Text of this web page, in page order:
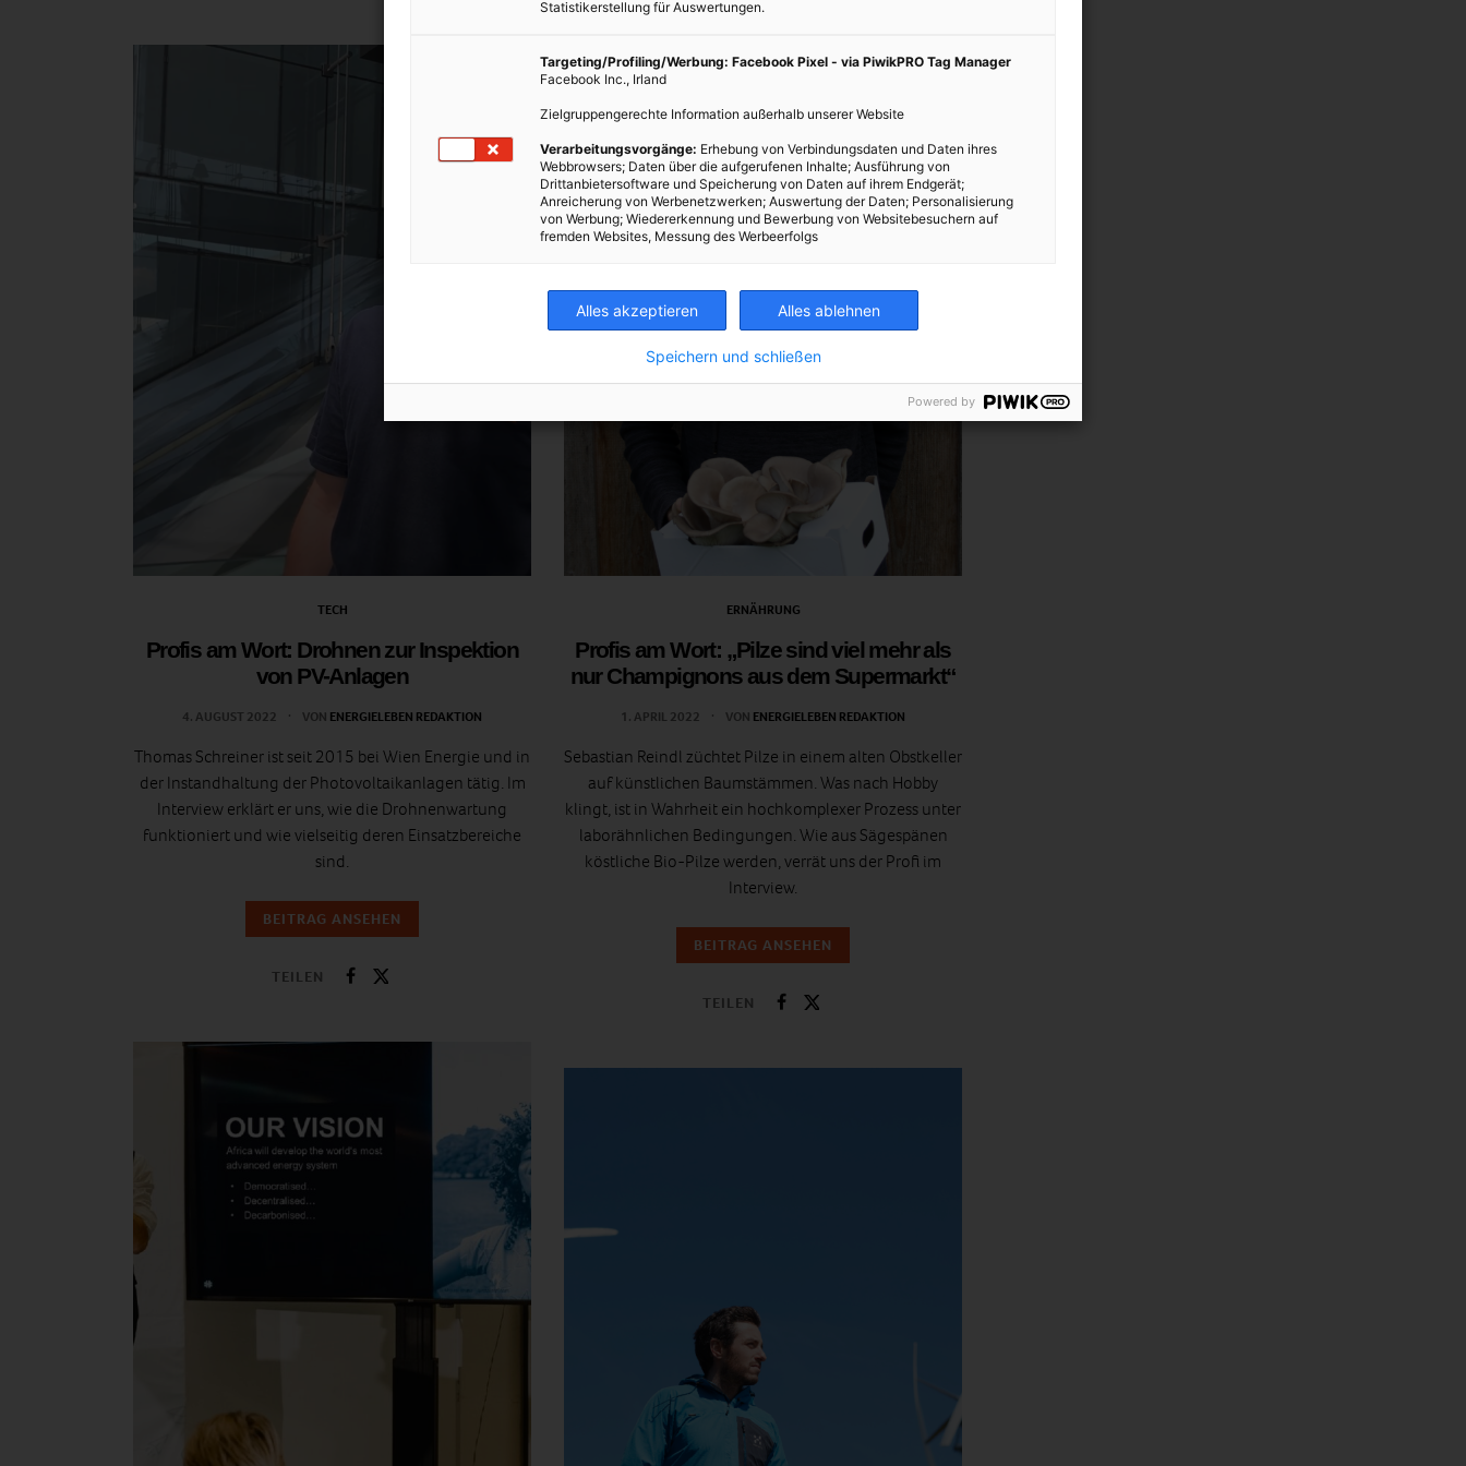
TECH
Profis am Wort: Drohnen zur Inspektion
von PV-Anlagen
4. AUGUST 2022 VON ENERGIELEBEN REDAKTION
Thomas Schreiner ist seit 2015 bei Wien Energie und in
der Instandhaltung der Photovoltaikanlagen tätig. Im
Interview erklärt er uns, wie die Drohnenwartung
funktioniert und wie vielseitig deren Einsatzbereiche
sind.
BEITRAG ANSEHEN
TEILEN
ERNÄHRUNG
Profis am Wort: „Pilze sind viel mehr als
nur Champignons aus dem Supermarkt“
1. APRIL 2022 VON ENERGIELEBEN REDAKTION
Sebastian Reindl züchtet Pilze in einem alten Obstkeller
auf künstlichen Baumstämmen. Was nach Hobby
klingt, ist in Wahrheit ein hochkomplexer Prozess unter
laborähnlichen Bedingungen. Wie aus Sägespänen
köstliche Bio-Pilze werden, verrät uns der Profi im
Interview.
BEITRAG ANSEHEN
TEILEN
Statistikerstellung für Auswertungen.
Targeting/Profiling/Werbung: Facebook Pixel - via PiwikPRO Tag Manager
Facebook Inc., Irland
Zielgruppengerechte Information außerhalb unserer Website
Verarbeitungsvorgänge: Erhebung von Verbindungsdaten und Daten ihres
Webbrowsers; Daten über die aufgerufenen Inhalte; Ausführung von
Drittanbietersoftware und Speicherung von Daten auf ihrem Endgerät;
Anreicherung von Werbenetzwerken; Auswertung der Daten; Personalisierung
von Werbung; Wiedererkennung und Bewerbung von Websitebesuchern auf
fremden Websites, Messung des Werbeerfolgs
Alles akzeptieren Alles ablehnen
Speichern und schließen
Powered by